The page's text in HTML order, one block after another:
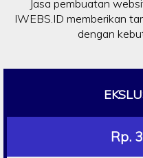
Jasa pembuatan
IWEBS.ID memberikan
dengan
Rp.